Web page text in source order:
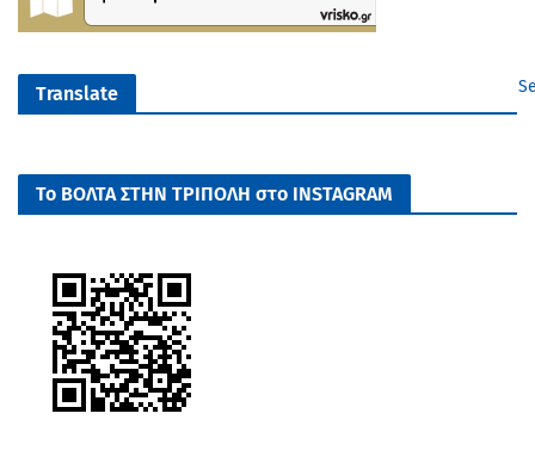
Translate
Το ΒΟΛΤΑ ΣΤΗΝ ΤΡΙΠΟΛΗ στο INSTAGRAM